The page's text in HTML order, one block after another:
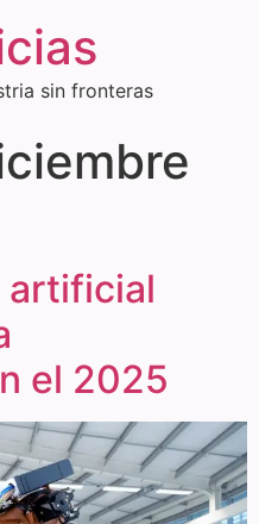
sin fronteras
artificial
el 2025